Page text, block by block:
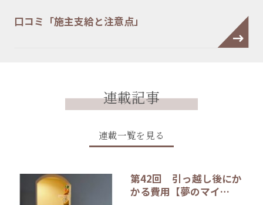
口コミ「施主支給と注意点」
連載記事
連載一覧を見る
第42回 引っ越し後にか
かる費用【夢のマイ…